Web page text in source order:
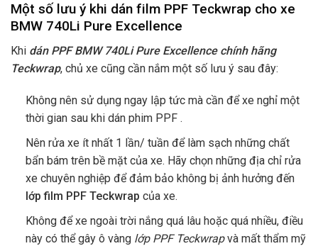
Một số lưu ý khi dán film PPF Teckwrap cho xe
BMW 740Li Pure Excellence
Khi dán PPF BMW 740Li Pure Excellence chính hãng
Teckwrap, chủ xe cũng cần nắm một số lưu ý sau đây:
Không nên sử dụng ngay lập tức mà cần để xe nghỉ một
thời gian sau khi dán phim PPF .
Nên rửa xe ít nhất 1 lần/ tuần để làm sạch những chất
bẩn bám trên bề mặt của xe. Hãy chọn những địa chỉ rửa
xe chuyên nghiệp để đảm bảo không bị ảnh hưởng đến
lớp film PPF Teckwrap của xe.
Không để xe ngoài trời nắng quá lâu hoặc quá nhiều, điều
này có thể gây ô vàng lớp PPF Teckwrapvà mất thẩm mỹ